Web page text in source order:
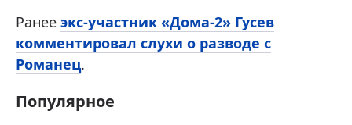
Ранее экс-участник «Дома-2» Гусев
комментировал слухи о разводе с
Романец.
Популярное